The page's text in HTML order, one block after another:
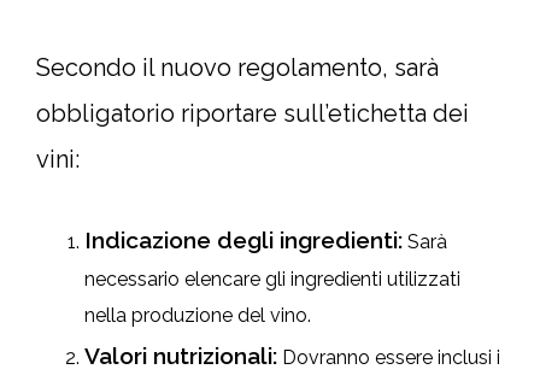
Secondo il nuovo regolamento, sarà
obbligatorio riportare sull’etichetta dei
vini:
Indicazione degli ingredienti: Sarà
necessario elencare gli ingredienti utilizzati
nella produzione del vino.
Valori nutrizionali: Dovranno essere inclusi i